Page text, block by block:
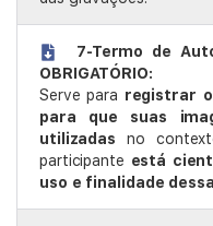
7-Termo de
OBRIGATÓRIO:
Serve para registrar
para que suas
utilizadas no
participante está
uso e finalidade